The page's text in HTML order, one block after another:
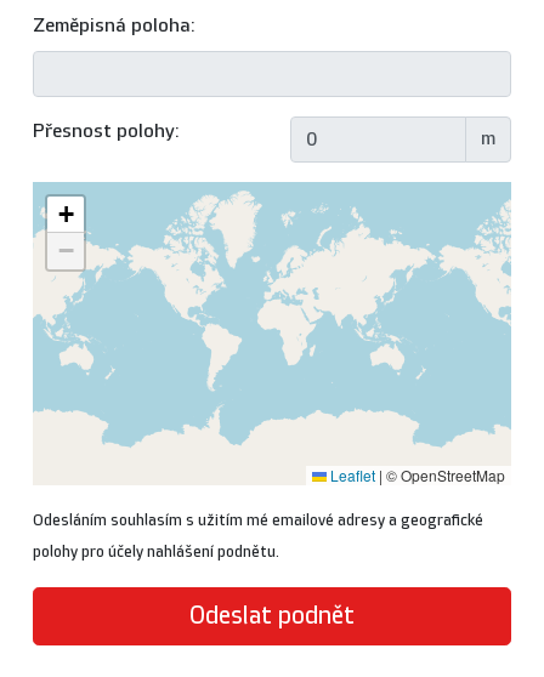
Zeměpisná poloha:
Přesnost polohy: m
+
−
Leaflet | © OpenStreetMap
Odesláním souhlasím s užitím mé emailové adresy a geografické
polohy pro účely nahlášení podnětu.
Odeslat podnět